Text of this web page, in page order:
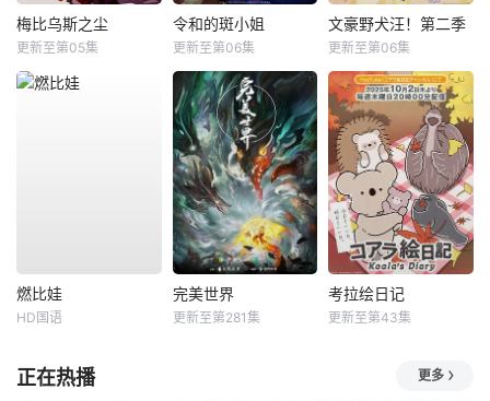
梅比乌斯之尘
更新至第05集
令和的斑小姐
更新至第06集
文豪野犬汪！第二季
更新至第06集
燃比娃
HD国语
完美世界
更新至第281集
考拉绘日记
更新至第43集
正在热播 更多